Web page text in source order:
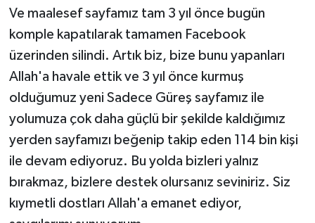
Ve maalesef sayfamız tam 3 yıl önce bugün
komple kapatılarak tamamen Facebook
üzerinden silindi. Artık biz, bize bunu yapanları
Allah'a havale ettik ve 3 yıl önce kurmuş
olduğumuz yeni Sadece Güreş sayfamız ile
yolumuza çok daha güçlü bir şekilde kaldığımız
yerden sayfamızı beğenip takip eden 114 bin kişi
ile devam ediyoruz. Bu yolda bizleri yalnız
bırakmaz, bizlere destek olursanız seviniriz. Siz
kıymetli dostları Allah'a emanet ediyor,